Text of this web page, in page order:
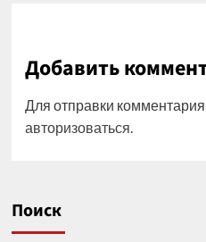
Добавить
Для отправки
авторизоваться.
Поиск